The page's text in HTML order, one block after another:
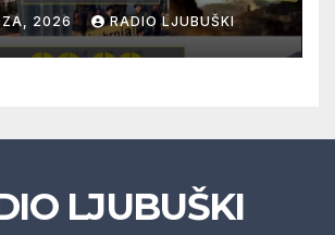
generala Blaža
i osmorice
HOS-a
2026 RADIO LJUBUŠKI
LJUBUŠKI